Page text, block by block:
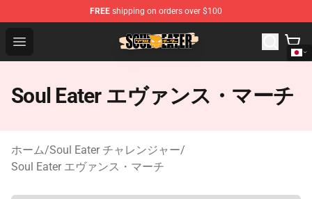
FREE shipping on orders over $100
Open menu
Soul Eater Store - Official Soul Eater Merchandise Shop
Soul Eater エヴァンス・マーチ
ホーム/Soul Eater チャレンジャー/
Soul Eater エヴァンス・マーチ